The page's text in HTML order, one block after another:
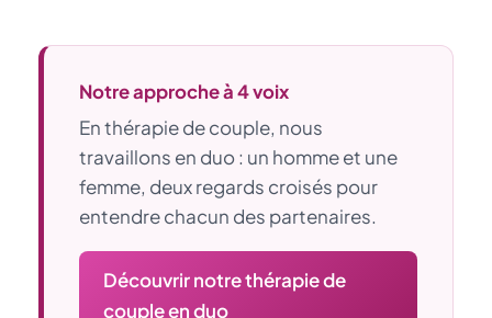
Notre approche à 4 voix
En thérapie de couple, nous
travaillons en duo : un homme et une
femme, deux regards croisés pour
entendre chacun des partenaires.
Découvrir notre thérapie de
couple en duo